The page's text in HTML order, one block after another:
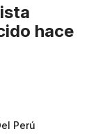
hace
Perú